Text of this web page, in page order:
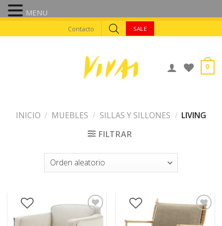
to
Contacto SALE
0
INICIO / MUEBLES / SILLAS Y SILLONES / LIVING
FILTRAR
MENU